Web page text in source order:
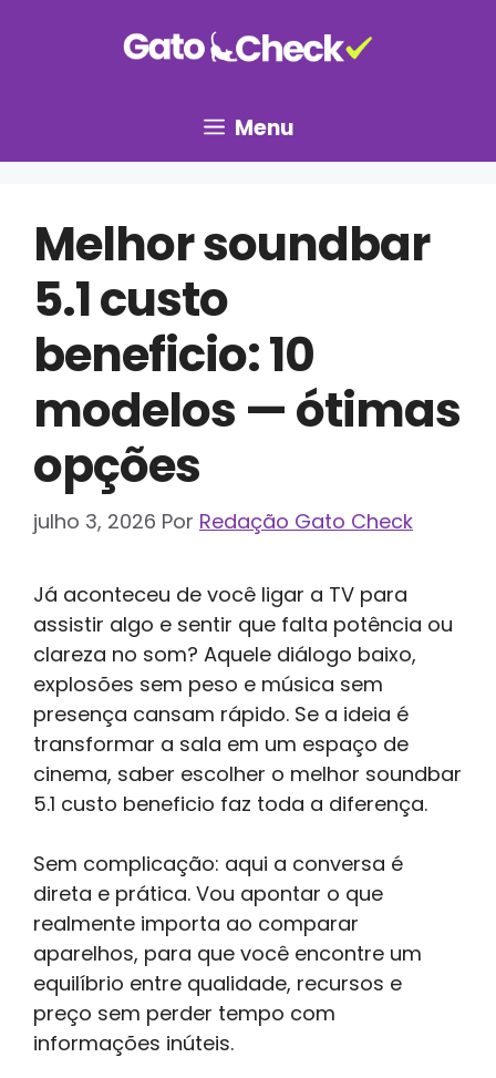
Menu
Melhor soundbar
5.1 custo
beneficio: 10
modelos — ótimas
opções
julho 3, 2026 Por Redação Gato Check
Já aconteceu de você ligar a TV para
assistir algo e sentir que falta potência ou
clareza no som? Aquele diálogo baixo,
explosões sem peso e música sem
presença cansam rápido. Se a ideia é
transformar a sala em um espaço de
cinema, saber escolher o melhor soundbar
5.1 custo beneficio faz toda a diferença.
Sem complicação: aqui a conversa é
direta e prática. Vou apontar o que
realmente importa ao comparar
aparelhos, para que você encontre um
equilíbrio entre qualidade, recursos e
preço sem perder tempo com
informações inúteis.